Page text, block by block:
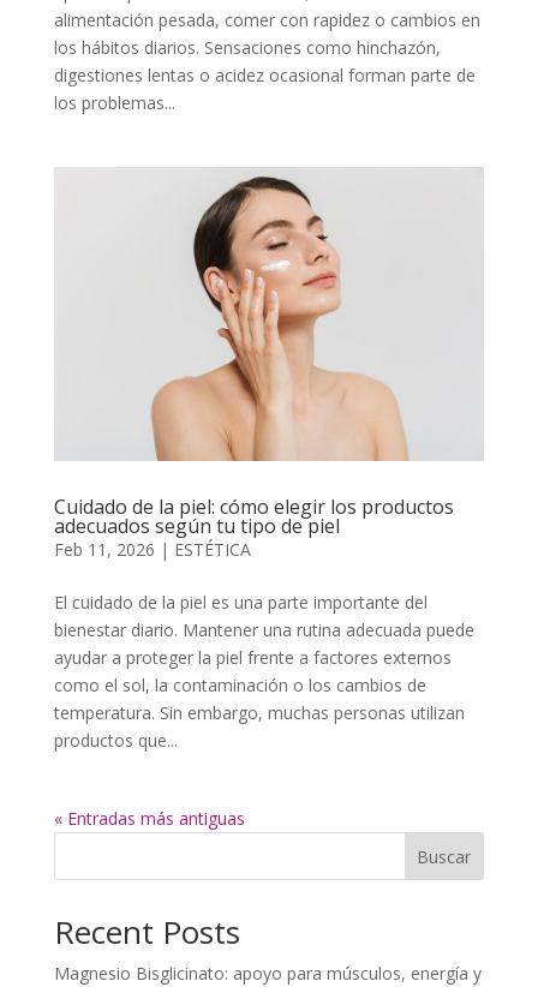
alimentación pesada, comer con rapidez o cambios en
los hábitos diarios. Sensaciones como hinchazón,
digestiones lentas o acidez ocasional forman parte de
los problemas...
Cuidado de la piel: cómo elegir los productos
adecuados según tu tipo de piel
Feb 11, 2026 | ESTÉTICA
El cuidado de la piel es una parte importante del
bienestar diario. Mantener una rutina adecuada puede
ayudar a proteger la piel frente a factores externos
como el sol, la contaminación o los cambios de
temperatura. Sin embargo, muchas personas utilizan
productos que...
« Entradas más antiguas
Buscar
Recent Posts
Magnesio Bisglicinato: apoyo para músculos, energía y